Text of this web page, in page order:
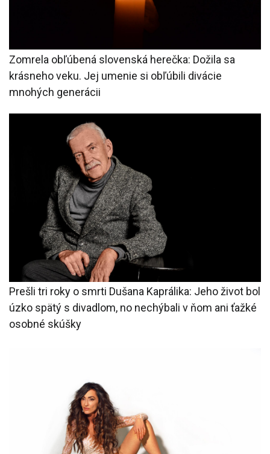
Zomrela obľúbená slovenská herečka: Dožila sa
krásneho veku. Jej umenie si obľúbili divácie
mnohých generácii
Prešli tri roky o smrti Dušana Kaprálika: Jeho život bol
úzko spätý s divadlom, no nechýbali v ňom ani ťažké
osobné skúšky